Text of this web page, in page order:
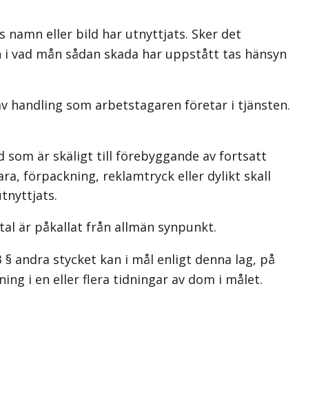
namn eller bild har utnyttjats. Sker det
vad mån sådan skada har uppstått tas hänsyn
handling som arbetstagaren företar i tjänsten.
som är skäligt till förebyggande av fortsatt
förpackning, reklamtryck eller dylikt skall
är påkallat från allmän synpunkt.
andra stycket kan i mål enligt denna lag, på
i en eller flera tidningar av dom i målet.